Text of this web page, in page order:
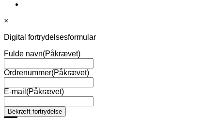
×
Digital fortrydelsesformular
Fulde navn(Påkrævet)
Ordrenummer(Påkrævet)
E-mail (Påkrævet)